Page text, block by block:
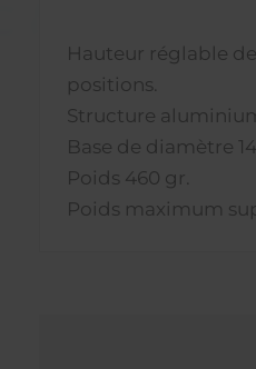
Hauteur réglable
positions.
Structure
Base de diamètre
Poids 460 gr.
Poids maximum